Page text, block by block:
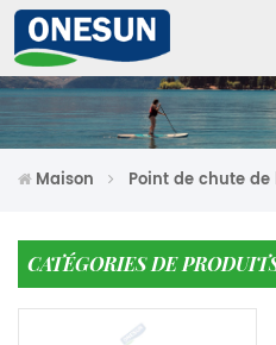
Maison Point de chute
CATÉGORIES DE